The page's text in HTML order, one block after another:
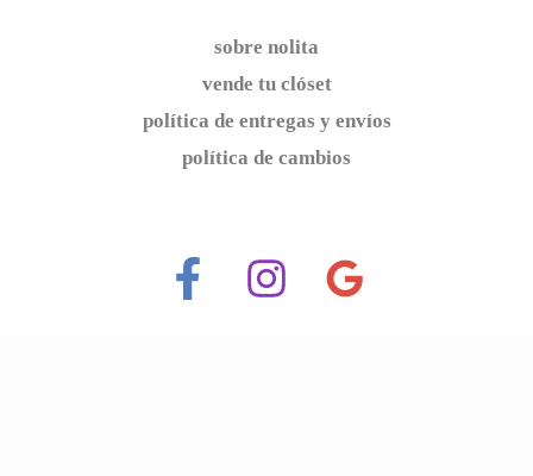
sobre nolita
vende tu clóset
política de entregas y envíos
política de cambios